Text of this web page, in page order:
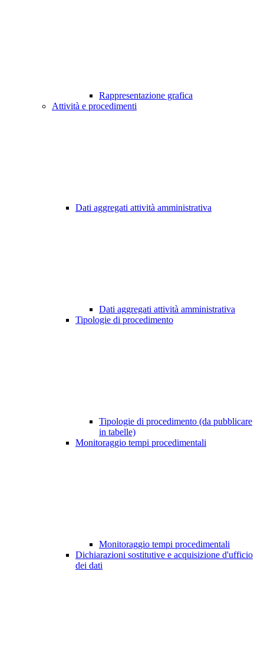
Rappresentazione grafica
Attività e procedimenti
Dati aggregati attività amministrativa
Dati aggregati attività amministrativa
Tipologie di procedimento
Tipologie di procedimento (da pubblicare
in tabelle)
Monitoraggio tempi procedimentali
Monitoraggio tempi procedimentali
Dichiarazioni sostitutive e acquisizione d'ufficio
dei dati